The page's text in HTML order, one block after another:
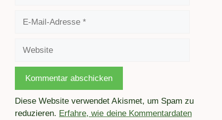
Diese Website verwendet Akismet, um Spam zu
reduzieren. Erfahre, wie deine Kommentardaten